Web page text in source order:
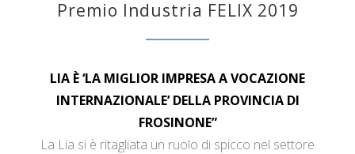
Premio Industria FELIX 2019
LIA È ‘LA MIGLIOR IMPRESA A VOCAZIONE
INTERNAZIONALE’ DELLA PROVINCIA DI
FROSINONE”
La Lia si è ritagliata un ruolo di spicco nel settore